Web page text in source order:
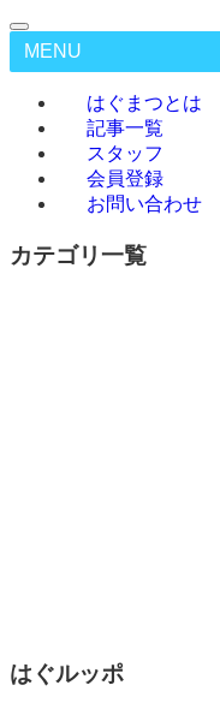
MENU
はぐまつとは
記事一覧
スタッフ
会員登録
お問い合わせ
カテゴリ一覧
はぐルッポ